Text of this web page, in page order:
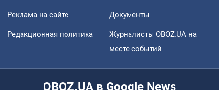
Реклама на сайте Документы
Редакционная политика
Журналисты OBOZ.UA на
месте событий
OBOZ.UA в Google News